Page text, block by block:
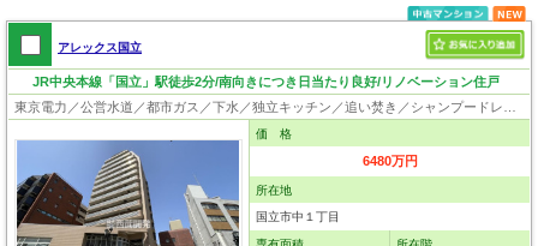
アレックス国立
JR中央本線「国立」駅徒歩2分/南向きにつき日当たり良好/リノベーション住戸
価 格
6480万円
所在地
国立市中１丁目